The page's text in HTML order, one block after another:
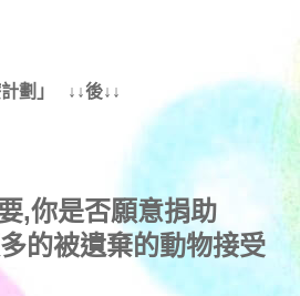
劃」 ↓↓後↓↓
,你是否願意捐助
的被遺棄的動物接受